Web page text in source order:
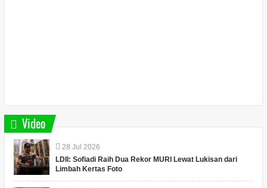
Video
28 Jul 2026
LDII: Sofiadi Raih Dua Rekor MURI Lewat Lukisan dari
Limbah Kertas Foto